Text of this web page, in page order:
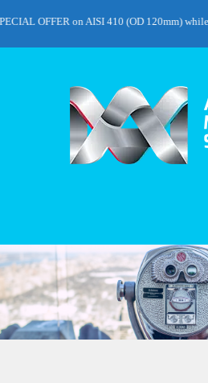
OFFER on AISI 410 (OD 120mm) while